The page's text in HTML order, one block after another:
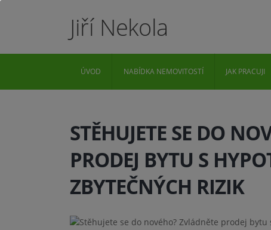
Jiří Nekola
ÚVOD NABÍDKA NEMOVITOSTÍ JAK PRACUJI
STĚHUJETE SE DO
PRODEJ BYTU S
ZBYTEČNÝCH RIZIK